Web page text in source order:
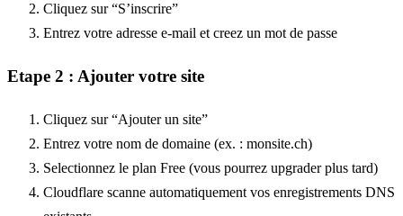
Cliquez sur “S’inscrire”
Entrez votre adresse e-mail et creez un mot de passe
Etape 2 : Ajouter votre site
Cliquez sur “Ajouter un site”
Entrez votre nom de domaine (ex. : monsite.ch)
Selectionnez le plan Free (vous pourrez upgrader plus tard)
Cloudflare scanne automatiquement vos enregistrements DNS